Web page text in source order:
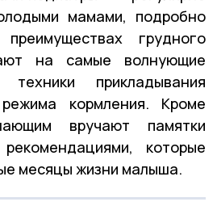
мамами, подробно
грудного
на самые волнующие
прикладывания
кормления. Кроме
вручают памятки
которые
месяцы жизни малыша.